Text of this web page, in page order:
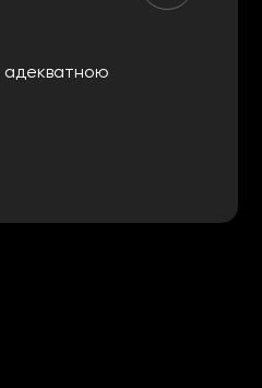
адекватною